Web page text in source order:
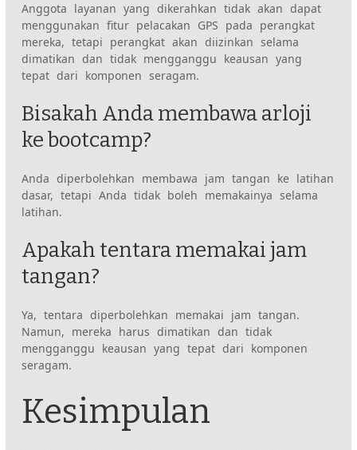
Anggota layanan yang dikerahkan tidak akan dapat
menggunakan fitur pelacakan GPS pada perangkat
mereka, tetapi perangkat akan diizinkan selama
dimatikan dan tidak mengganggu keausan yang
tepat dari komponen seragam.
Bisakah Anda membawa arloji
ke bootcamp?
Anda diperbolehkan membawa jam tangan ke latihan
dasar, tetapi Anda tidak boleh memakainya selama
latihan.
Apakah tentara memakai jam
tangan?
Ya, tentara diperbolehkan memakai jam tangan.
Namun, mereka harus dimatikan dan tidak
mengganggu keausan yang tepat dari komponen
seragam.
Kesimpulan